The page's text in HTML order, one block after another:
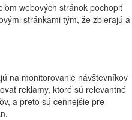
webových stránok pochopiť
stránkami tým, že zbierajú a
na monitorovanie návštevníkov
reklamy, ktoré sú relevantné
a preto sú cennejšie pre